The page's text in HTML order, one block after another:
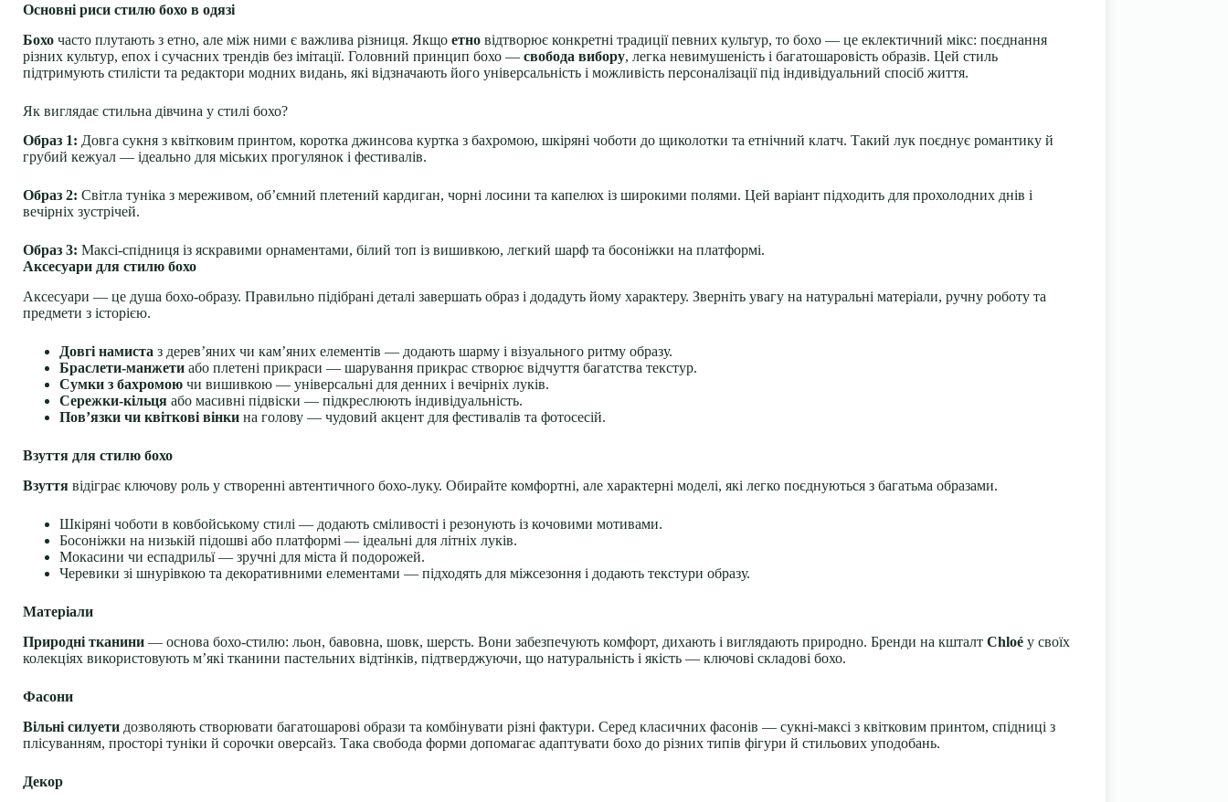
Основні риси стилю бохо в одязі
Бохо часто плутають з етно, але між ними є важлива різниця. Якщо етно відтворює конкретні традиції певних культур, то бохо — це еклектичний мікс: поєднання
різних культур, епох і сучасних трендів без імітації. Головний принцип бохо — свобода вибору, легка невимушеність і багатошаровість образів. Цей стиль
підтримують стилісти та редактори модних видань, які відзначають його універсальність і можливість персоналізації під індивідуальний спосіб життя.
Як виглядає стильна дівчина у стилі бохо?
Образ 1: Довга сукня з квітковим принтом, коротка джинсова куртка з бахромою, шкіряні чоботи до щиколотки та етнічний клатч. Такий лук поєднує романтику й
грубий кежуал — ідеально для міських прогулянок і фестивалів.
Образ 2: Світла туніка з мереживом, об’ємний плетений кардиган, чорні лосини та капелюх із широкими полями. Цей варіант підходить для прохолодних днів і
вечірніх зустрічей.
Образ 3: Максі-спідниця із яскравими орнаментами, білий топ із вишивкою, легкий шарф та босоніжки на платформі.
Аксесуари для стилю бохо
Аксесуари — це душа бохо-образу. Правильно підібрані деталі завершать образ і додадуть йому характеру. Зверніть увагу на натуральні матеріали, ручну роботу та
предмети з історією.
Довгі намиста з дерев’яних чи кам’яних елементів — додають шарму і візуального ритму образу.
Браслети-манжети або плетені прикраси — шарування прикрас створює відчуття багатства текстур.
Сумки з бахромою чи вишивкою — універсальні для денних і вечірніх луків.
Сережки-кільця або масивні підвіски — підкреслюють індивідуальність.
Пов’язки чи квіткові вінки на голову — чудовий акцент для фестивалів та фотосесій.
Взуття для стилю бохо
Взуття відіграє ключову роль у створенні автентичного бохо-луку. Обирайте комфортні, але характерні моделі, які легко поєднуються з багатьма образами.
Шкіряні чоботи в ковбойському стилі — додають сміливості і резонують із кочовими мотивами.
Босоніжки на низькій підошві або платформі — ідеальні для літніх луків.
Мокасини чи еспадрильї — зручні для міста й подорожей.
Черевики зі шнурівкою та декоративними елементами — підходять для міжсезоння і додають текстури образу.
Матеріали
Природні тканини — основа бохо-стилю: льон, бавовна, шовк, шерсть. Вони забезпечують комфорт, дихають і виглядають природно. Бренди на кшталт Chloé у своїх
колекціях використовують м’які тканини пастельних відтінків, підтверджуючи, що натуральність і якість — ключові складові бохо.
Фасони
Вільні силуети дозволяють створювати багатошарові образи та комбінувати різні фактури. Серед класичних фасонів — сукні-максі з квітковим принтом, спідниці з
плісуванням, просторі туніки й сорочки оверсайз. Така свобода форми допомагає адаптувати бохо до різних типів фігури й стильових уподобань.
Декор